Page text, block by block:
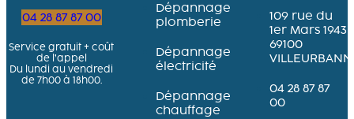
Dépannage
plomberie
Dépannage
électricité
Dépannage
chauffage
04 28 87 87 00
Service gratuit + coût
de l’appel
Du lundi au vendredi
de 7h00 à 18h00.
109 rue du
1er Mars 1943
69100
04 28 87 87
00